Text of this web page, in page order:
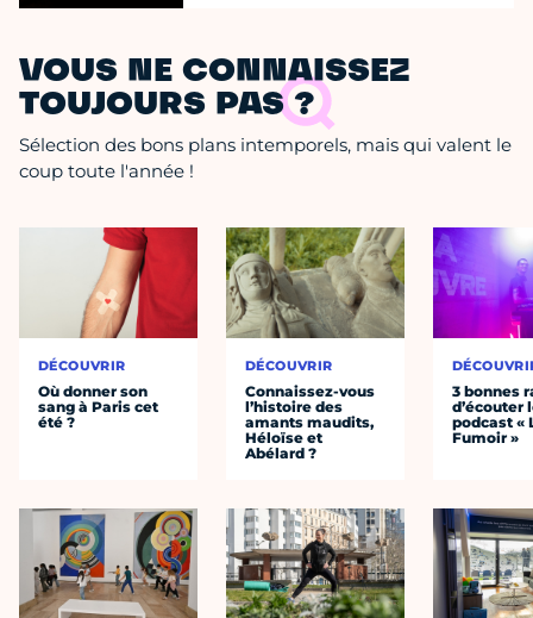
VOUS NE CONNAISSEZ
TOUJOURS PAS ?
Sélection des bons plans intemporels, mais qui valent le
coup toute l'année !
DÉCOUVRIR
Où donner son
sang à Paris cet
été ?
DÉCOUVRIR
Connaissez-vous
l’histoire des
amants maudits,
Héloïse et
Abélard ?
3 bonnes
d’écouter
podcast «
Fumoir »